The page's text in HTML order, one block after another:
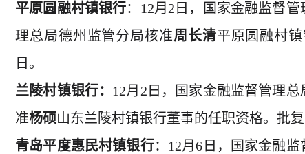
平原圆融村镇银行：12月2日，国家金融监督
理总局德州监管分局核准周长清平原圆融村
日。
兰陵村镇银行： 12月2日，国家金融监督管理
准杨硕山东兰陵村镇银行董事的任职资格。批复
青岛平度惠民村镇银行：12月6日，国家金融